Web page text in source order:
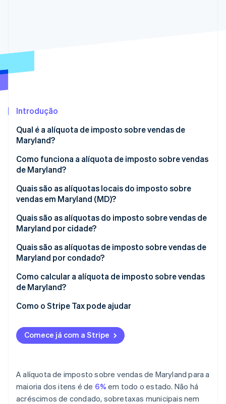
Atlas
Climate
Verificação de identidade
Stripe Sessions 2026
Veja como a Stripe está construindo a infraestrutura
Assista agora
Introdução
Qual é a alíquota de imposto sobre vendas de
Maryland?
Geralmente tributável
Geralmente isento
Como funciona a alíquota de imposto sobre vendas
de Maryland?
Quais são as alíquotas locais do imposto sobre
vendas em Maryland (MD)?
Faixa do imposto sobre vendas de Maryland em
2026
Quais são as alíquotas do imposto sobre vendas de
Maryland por cidade?
Quais são as alíquotas de imposto sobre vendas de
Maryland por condado?
Como calcular a alíquota de imposto sobre vendas
de Maryland?
Como o Stripe Tax pode ajudar
Comece já com a Stripe
A alíquota de imposto sobre vendas de Maryland para a
maioria dos itens é de 6% em todo o estado. Não há
acréscimos de condado, sobretaxas municipais nem